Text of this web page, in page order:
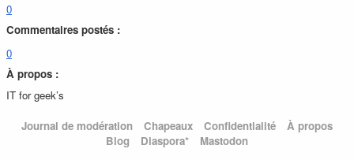
0
Commentaires postés :
0
À propos :
IT for geek’s
Journal de modération Chapeaux Confidentialité
À propos
Blog
Diaspora* Mastodon